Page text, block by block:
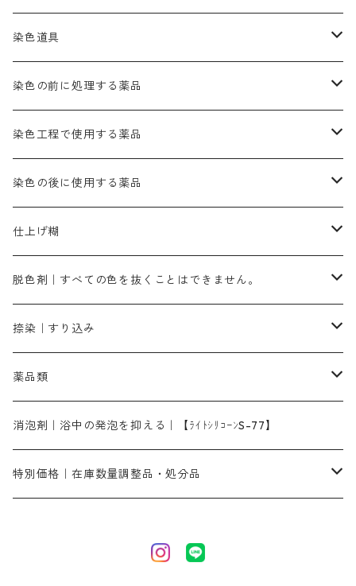
染料一覧ー100g入り
染料一覧ー500g入り
灰色系
黒色系
1kg
黒色
レットMG｜黄みの朱色
ピンクMB｜ピンク色
ローズMB｜鮮やかなピンク色）
ネビーブルーMB（定番の色合い）
ブルーMB（定番の色合い）
スカイブルーMG｜緑みの空色
ターキスブルーHNG｜緑みの空色
紫色系
バイオレットMFB
緑色系
ダークグリンMG（定番の色合い）
グリーンMB｜緑色
茶色系
ダークブロンMFB｜こげ茶色
ブロンHNR｜こげ茶色
黒色系
ブラックMK（赤みの黒色）
ブラックMG（青みの黒色）
白色系（定番の色合い）
ネオホワイトR
茶色｜在庫処分特価
カッチ｜茶系
霧島産・晩秋茶｜黄金色（赤みの黄色）｜準備中
ぶどう糖
ハイドロサルファイトコンク
染色用途のハンカチ・バンダナ
45cm×45cm（ハンカチ）｜端の始末も綿糸｜タグなし
54cm×54cm（バンダナ）｜端の始末も綿糸｜タグなし
ローダミンB｜赤紫色｜マゼンダ色
ハイドロサルファイトコンク
酸性剤
芒硝｜綿の染色時の吸収促進剤
ソーダ灰｜アルカリ性のPH調整剤
硫酸第一鉄｜鉄媒染剤
染色道具
刷毛
摺込み刷毛（スリコミハケ）ー夏毛（硬いタイプ）
摺込み刷毛（スリコミハケ）ー冬毛（柔らかいタイプ）
片羽刷毛
ローケツ筆
ローケツ用筆｜1本～販売
ローケツ用筆ー10%off｜20本セットお取り寄せ品
洋型紙（9番手｜中薄口、10番手｜中厚口）
有償サンプル品｜約20cm×27cm
洋型紙9番手｜中薄口｜約54cm×110cm
張木｜入荷待ち
伸子
型洗いブラシ
染色の前に処理する薬品
精練剤｜汚れ落とし剤｜針状マルセル石鹸
糊落とし剤｜ソルベンCA
濃染処理剤｜ソルバックスPS－900
染色工程で使用する薬品
染料の吸収促進剤
酢酸｜絹・羊毛・ナイロンに使用する
芒硝｜綿・麻の染色に使用する。
染料のムラ染め抑制剤（均染剤）
アゾリン200％｜綿・麻・絹・羊毛・ナイロンの染色
レオニールEHC｜反応染料用
染料の浸透剤
ソルバライトS-70｜各種繊維の浸し染めに使用可能
染料の定着向上剤
ライトフィックスAコンク｜綿・麻もしくは直接染料で染めた素材
シルクフィックス３A｜絹の染料定着向上剤
アルカリ剤｜反応染料用
ソーダ灰
染料溶解剤
セレナゾールPDN｜各種染料の染料溶解剤
染色の後に使用する薬品
ソーピング剤｜未定着の染料を除去すること
ネオポールB－300｜反応染料のソーピング剤
仕上げ剤｜柔軟・平滑剤
白場汚染防止剤
仕上げ糊
カルボキシメチルセルロース（CMC）
海藻系
たんぱく質系
化学糊（PVA）
防腐剤｜アルカリ性
脱色剤｜すべての色を抜くことはできません。
脱色剤
全体脱色｜ハイドロサルファイトコンク
部分脱色｜デグロリンSコンク
脱色助剤｜浸透・複色抑制剤
メイプロガムNP｜にじみ防止剤
アミラヂンD｜浸透・複色抑制剤
捺染｜すり込み
染料溶解剤｜染料の均一な浸透・吸着を補助する
捺染糊
メイプロガムNP（綿・麻・絹用｜直接・酸性・含金染料用）
白場汚染防止剤｜ソーピング剤｜水洗する際の再汚染防止剤
薬品類
ア行
カ行
消泡剤｜浴中の発泡を抑える｜【ﾗｲﾄｼﾘｺｰﾝS-77】
特別価格｜在庫数量調整品・処分品